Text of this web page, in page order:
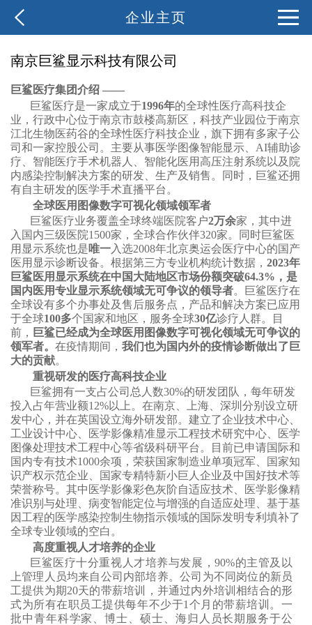
企业主页
南京巨鲨显示科技有限公司
巨鲨医疗集团介绍 ——
巨鲨医疗是一家成立于1996年的全球性医疗高科技企
业 ， 行政中心位于南京市鼓楼高新区 ，科技产业园位于南京
江北生物医药谷的全球性医疗科技企业，旗下拥有多家子公
司和一家控股公司。主要从事医学图像智能显示、 AI辅助诊
疗、智能医疗手术机器人、智能化医用高压注射系统以及院
内感染控制解决方案的研发、生产及销售。
同时，巨鲨还拥
有自主研发的医学手术直播平台。
全球医用图像数字可视化领域领军者
巨鲨医疗业务覆盖全球终端医院客户2万余家，其中进
入国内三级医院1 500家，全球合作伙伴320家。
同时巨鲨医
用显示系统也是唯一入选2008年北京奥运会医疗中心的国产
医用显示诊断设备。根据第三方专业机构统计数据， 2023年
巨鲨医用显示系统在中国大陆地区市场份额突破64.3%，是
国内医用专业显示系统领域无可争议的领导者。巨鲨医疗在
全球设有多个办事处及售后服务点， 产品和解决方案已应用
于全球100多个国家和地区，服务全球30亿诊疗人群。目
前， 巨鲨已经成为全球医用图像数字可视化领域无可争议的
领军者。 在疫情期间， 我们也为国内外的疫情诊断做出了巨
大的贡献。
重视研发的医疗高科技企业
巨鲨拥有一支占公司总人数30%的研发团队，每年研发
投入占年营业额12%以上。在南京、上海、深圳分别设立研
发中心，并在英国设立海外研发部。 建立了企业技术中心、
工业设计中心 、医学影像精准显示工程技术研究中心、医学
图像处理技术工程中心等省级科研平台 。目前已申请国际和
国内专有技术1000余项，荣获国家制造业单项冠军、国家知
识产权示范企业、国家专精特新小巨人企业及中国好技术等
荣誉称号。其中医学影像彩色灰阶自适应技术、医学影像精
准识别与处理、病变智能定位与增强的自适应处理、基于基
因工程的医学感染控制生物指示领域的国际发明专利填补了
全球专业领域的空白。
高度重视人才培养的企业
巨鲨医疗十分重视人才培养与发展，90%的主管及以
上管理人员均来自公司内部培养。公司为不同岗位的新员
工提供为期20天的带薪培训，并通过内外培训相结合的形
式为所有在职员工提供每年不少于1个月的带薪培训。一
批中青年科学家、博士、硕士、海归人员长期服务于公